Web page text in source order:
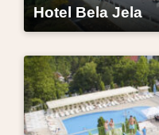
Hotel Bela Jela